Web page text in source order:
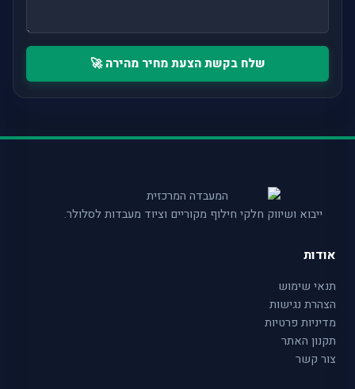
שלח בקשת הצעת מחיר מהירה 🚀
ייבוא ושיווק חלקי חילוף מקוריים וציוד מעבדות לסלולר.
אודות
תנאי שימוש
הצהרת נגישות
מדיניות פרטיות
תקנון האתר
צור קשר